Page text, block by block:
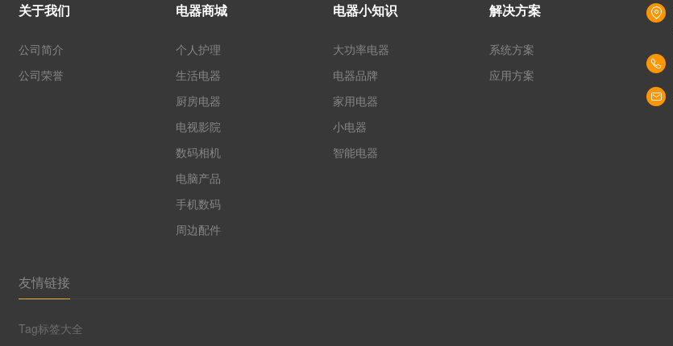
关于我们
公司简介
公司荣誉
电器商城
个人护理
生活电器
厨房电器
电视影院
数码相机
电脑产品
手机数码
周边配件
电器小知识
大功率电器
电器品牌
家用电器
小电器
智能电器
解决方案
系统方案
应用方案
友情链接
Tag标签大全